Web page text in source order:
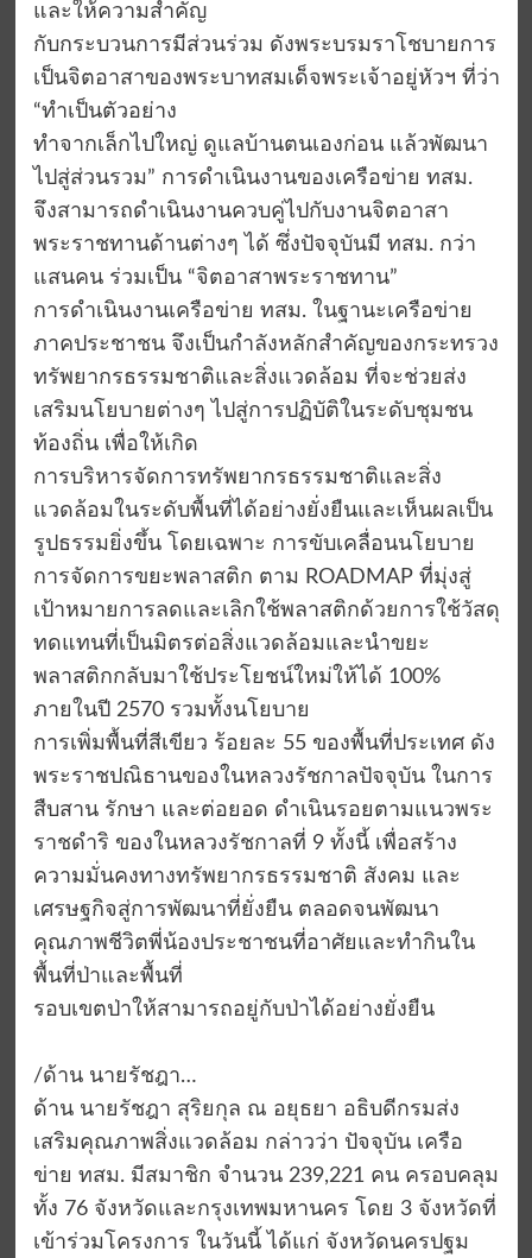
และให้ความสำคัญ
กับกระบวนการมีส่วนร่วม ดังพระบรมราโชบายการ
เป็นจิตอาสาของพระบาทสมเด็จพระเจ้าอยู่หัวฯ ที่ว่า
“ทำเป็นตัวอย่าง
ทำจากเล็กไปใหญ่ ดูแลบ้านตนเองก่อน แล้วพัฒนา
ไปสู่ส่วนรวม” การดำเนินงานของเครือข่าย ทสม.
จึงสามารถดำเนินงานควบคู่ไปกับงานจิตอาสา
พระราชทานด้านต่างๆ ได้ ซึ่งปัจจุบันมี ทสม. กว่า
แสนคน ร่วมเป็น “จิตอาสาพระราชทาน”
การดำเนินงานเครือข่าย ทสม. ในฐานะเครือข่าย
ภาคประชาชน จึงเป็นกำลังหลักสำคัญของกระทรวง
ทรัพยากรธรรมชาติและสิ่งแวดล้อม ที่จะช่วยส่ง
เสริมนโยบายต่างๆ ไปสู่การปฏิบัติในระดับชุมชน
ท้องถิ่น เพื่อให้เกิด
การบริหารจัดการทรัพยากรธรรมชาติและสิ่ง
แวดล้อมในระดับพื้นที่ได้อย่างยั่งยืนและเห็นผลเป็น
รูปธรรมยิ่งขึ้น โดยเฉพาะ การขับเคลื่อนนโยบาย
การจัดการขยะพลาสติก ตาม ROADMAP ที่มุ่งสู่
เป้าหมายการลดและเลิกใช้พลาสติกด้วยการใช้วัสดุ
ทดแทนที่เป็นมิตรต่อสิ่งแวดล้อมและนำขยะ
พลาสติกกลับมาใช้ประโยชน์ใหม่ให้ได้ 100%
ภายในปี 2570 รวมทั้งนโยบาย
การเพิ่มพื้นที่สีเขียว ร้อยละ 55 ของพื้นที่ประเทศ ดัง
พระราชปณิธานของในหลวงรัชกาลปัจจุบัน ในการ
สืบสาน รักษา และต่อยอด ดำเนินรอยตามแนวพระ
ราชดำริ ของในหลวงรัชกาลที่ 9 ทั้งนี้ เพื่อสร้าง
ความมั่นคงทางทรัพยากรธรรมชาติ สังคม และ
เศรษฐกิจสู่การพัฒนาที่ยั่งยืน ตลอดจนพัฒนา
คุณภาพชีวิตพี่น้องประชาชนที่อาศัยและทำกินใน
พื้นที่ป่าและพื้นที่
รอบเขตป่าให้สามารถอยู่กับป่าได้อย่างยั่งยืน
/ด้าน นายรัชฎา…
ด้าน นายรัชฎา สุริยกุล ณ อยุธยา อธิบดีกรมส่ง
เสริมคุณภาพสิ่งแวดล้อม กล่าวว่า ปัจจุบัน เครือ
ข่าย ทสม. มีสมาชิก จำนวน 239,221 คน ครอบคลุม
ทั้ง 76 จังหวัดและกรุงเทพมหานคร โดย 3 จังหวัดที่
เข้าร่วมโครงการ ในวันนี้ ได้แก่ จังหวัดนครปฐม